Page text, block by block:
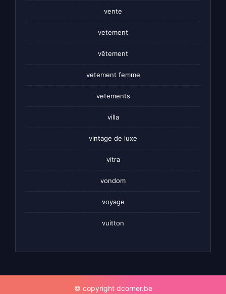
vente
vetement
vêtement
vetement femme
vetements
villa
vintage de luxe
vitra
vondom
voyage
vuitton
© copyright dcorner.be